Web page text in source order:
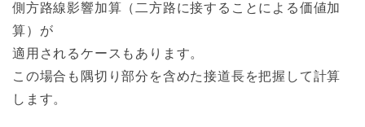
側方路線影響加算（二方路に接することによる価値加
算）が
適用されるケースもあります。
この場合も隅切り部分を含めた接道長を把握して計算
します。